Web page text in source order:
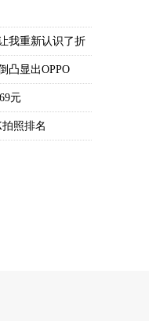
我重新认识了折
凸显出OPPO
元
照排名